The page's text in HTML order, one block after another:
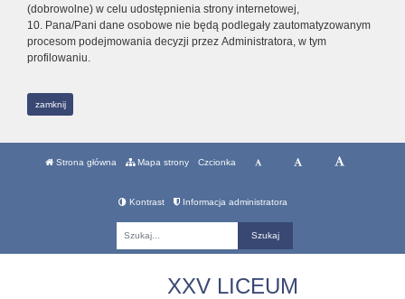
(dobrowolne) w celu udostępnienia strony internetowej,
10. Pana/Pani dane osobowe nie będą podlegały zautomatyzowanym
procesom podejmowania decyzji przez Administratora, w tym
profilowaniu.
zamknij
Strona główna Mapa strony Czcionka
Kontrast Informacja administratora
XXV LICEUM